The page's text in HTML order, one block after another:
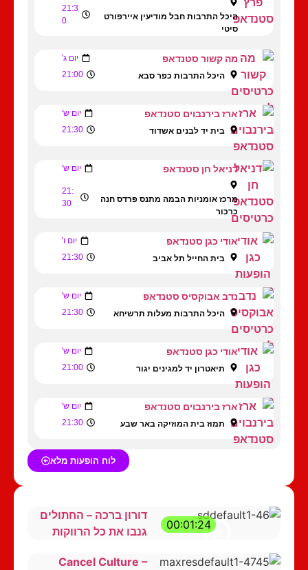
היכל התרבות חבל מודיעין איירפורט
סיטי
21:3
0
מה קשור סטנדאפ יום ג'
היכל התרבות כפר סבא 21:00
ארז בירנבוים סטנדאפ יום ש'
בית יד לבנים אשדוד 21:30
דניאל חן סטנדאפ יום ש'
מרכז אומניות הבמה מתנס פרדס חנה
כרכור
21:
30
אודי כגן סטנדאפ יום ו'
בית החייל תל אביב 21:30
נדב אבוקסיס סטנדאפ יום ש'
היכל התרבות מעלות תרשיחא 21:30
אודי כגן סטנדאפ יום ש'
תיאטרון יד למגינים יגור 21:00
ארז בירנבוים סטנדאפ יום ש'
תמוז בית המוזיקה באר שבע 21:30
לוח הופעות מלא
00:01:24
דורון ברכה – החתולים
גנבו את כל הרווקות
Cancel Culture –